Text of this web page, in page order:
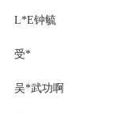
L*E钟毓
受*
吴*武功啊